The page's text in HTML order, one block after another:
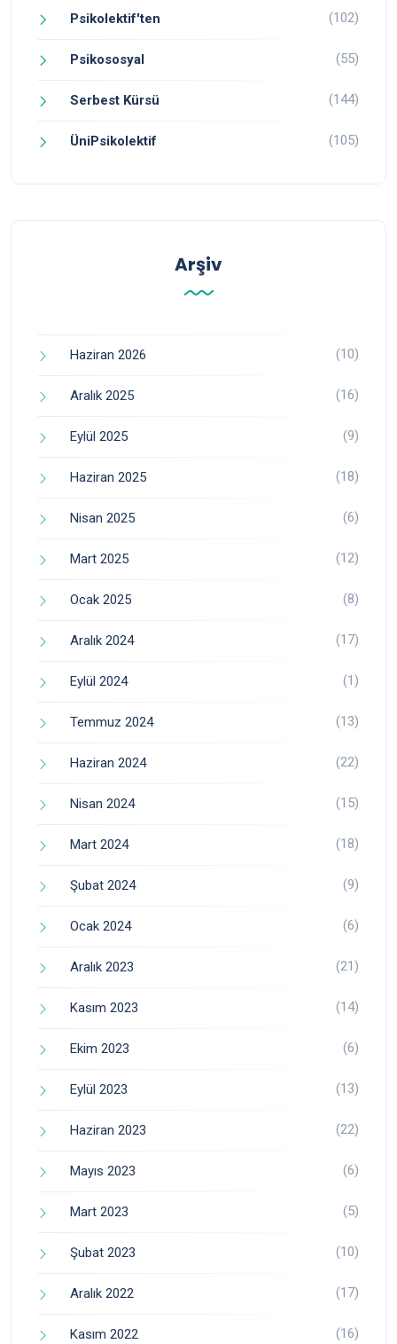
Psikolektif'ten (102)
Psikososyal (55)
Serbest Kürsü (144)
ÜniPsikolektif (105)
Arşiv
Haziran 2026 (10)
Aralık 2025 (16)
Eylül 2025 (9)
Haziran 2025 (18)
Nisan 2025 (6)
Mart 2025 (12)
Ocak 2025 (8)
Aralık 2024 (17)
Eylül 2024 (1)
Temmuz 2024 (13)
Haziran 2024 (22)
Nisan 2024 (15)
Mart 2024 (18)
Şubat 2024 (9)
Ocak 2024 (6)
Aralık 2023 (21)
Kasım 2023 (14)
Ekim 2023 (6)
Eylül 2023 (13)
Haziran 2023 (22)
Mayıs 2023 (6)
Mart 2023 (5)
Şubat 2023 (10)
Aralık 2022 (17)
Kasım 2022 (16)